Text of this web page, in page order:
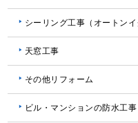
シーリング工事（オートンイ
天窓工事
その他リフォーム
ビル・マンションの防水工事